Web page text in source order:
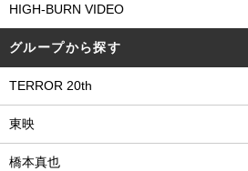
HIGH-BURN VIDEO
グループから探す
TERROR 20th
東映
橋本真也